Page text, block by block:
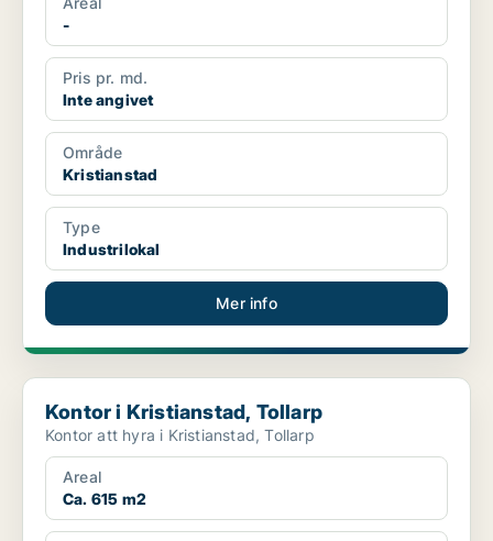
-
Pris pr. md.
Inte angivet
Område
Kristianstad
Type
Industrilokal
Mer info
Kontor i Kristianstad, Tollarp
Kontor i Kristianstad, Tollarp
Kontor att hyra i Kristianstad, Tollarp
Areal
Ca. 615 m2